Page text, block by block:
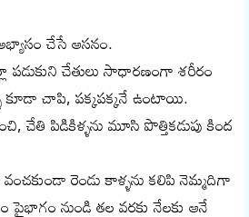
చేసే ఆసనం.
పడుకుని చేతులు సాధారణంగా శరీరం
కూడా చాపి, పక్కపక్కనే ఉంటాయి.
చేతి పిడికిళ్ళను మూసి పొత్తికడుపు కింద
రెండు కాళ్ళను కలిపి నెమ్మదిగా
పైభాగం నుండి తల వరకు నేలకు ఆనే